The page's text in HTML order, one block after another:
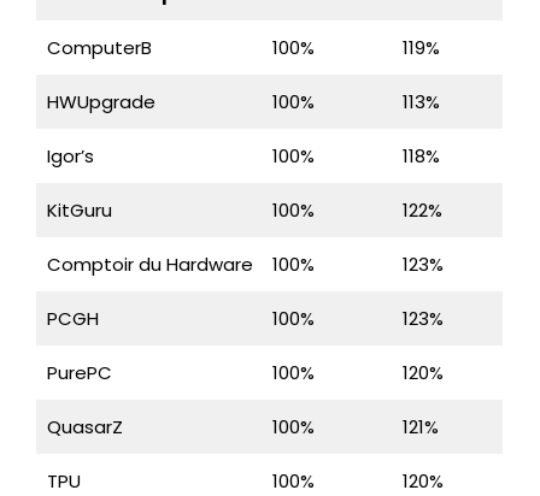
ComputerB 100% 119%
HWUpgrade 100% 113%
Igor’s 100% 118%
KitGuru 100% 122%
Comptoir du Hardware 100% 123%
PCGH 100% 123%
PurePC 100% 120%
QuasarZ 100% 121%
TPU 100% 120%